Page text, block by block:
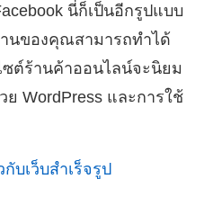
นี่ก็เป็นอีกรูปแบบ
นของคุณสามารถทำได้
ซต์ร้านค้าออนไลน์จะนิยม
WordPress และการใช้
บเว็บสำเร็จรูป